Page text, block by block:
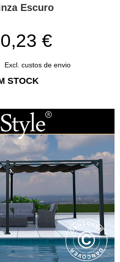
Escuro
€
Excl. custos de envio
STOCK